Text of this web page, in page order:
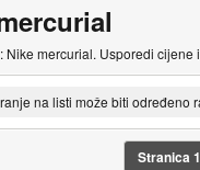
Nike mercurial. Usporedi
na listi može biti određeno
Stranica1